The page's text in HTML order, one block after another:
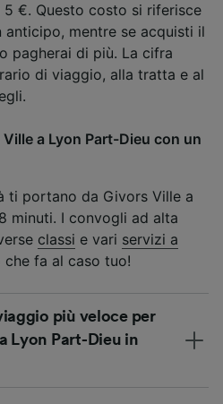
€. Questo costo si riferisce
mentre se acquisti il
pagherai di più. La cifra
di viaggio, alla tratta e al
a Lyon Part-Dieu con un
ti portano da Givors Ville a
minuti. I convogli ad alta
classi e vari servizi a
fa al caso tuo!
più veloce per
Lyon Part-Dieu in